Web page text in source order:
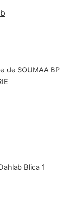
de SOUMAA BP
Blida 1